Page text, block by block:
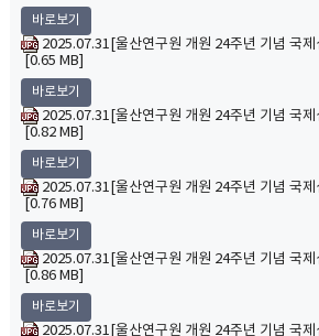
바로보기
2025.07.31[울산연구원 개원 24주년 기념 국
[0.65 MB]
바로보기
2025.07.31[울산연구원 개원 24주년 기념 국
[0.82 MB]
바로보기
2025.07.31[울산연구원 개원 24주년 기념 국
[0.76 MB]
바로보기
2025.07.31[울산연구원 개원 24주년 기념 국
[0.86 MB]
바로보기
2025.07.31[울산연구원 개원 24주년 기념 국